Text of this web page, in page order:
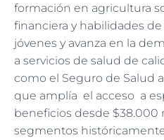
formación en agricultura
financiera y habilidades
jóvenes y avanza en la
a servicios de salud de
como el Seguro de Salud
que amplía el acceso a
beneficios desde $38.000
segmentos